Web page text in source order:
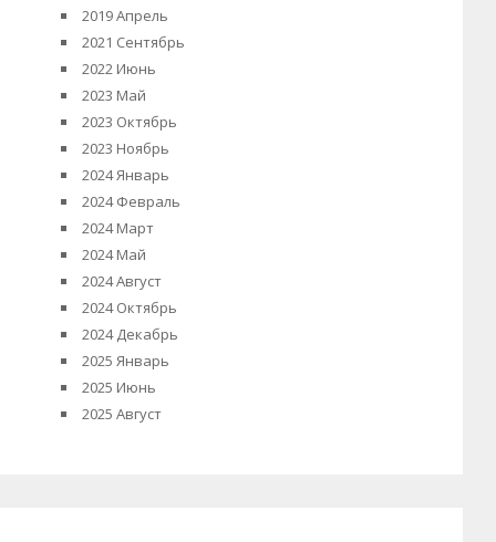
2019 Апрель
2021 Сентябрь
2022 Июнь
2023 Май
2023 Октябрь
2023 Ноябрь
2024 Январь
2024 Февраль
2024 Март
2024 Май
2024 Август
2024 Октябрь
2024 Декабрь
2025 Январь
2025 Июнь
2025 Август